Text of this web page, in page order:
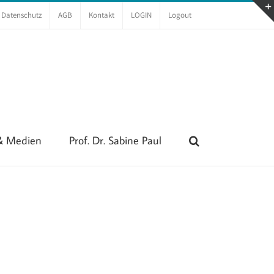
Datenschutz AGB Kontakt LOGIN Logout
Medien Prof. Dr. Sabine Paul